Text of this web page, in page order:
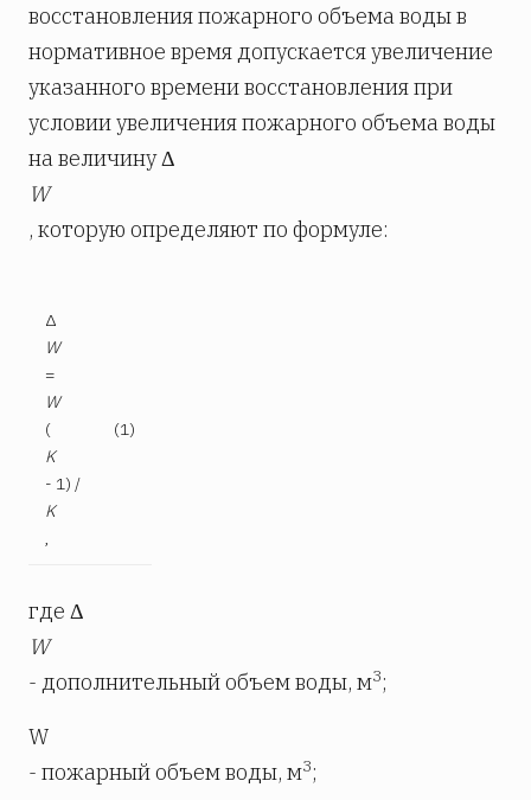
восстановления пожарного объема воды в
нормативное время допускается увеличение
указанного времени восстановления при
условии увеличения пожарного объема воды
на величину Δ
W
, которую определяют по формуле:
Δ
W
=
W
(
K
- 1) /
K
,
(1)
где Δ
W
- дополнительный объем воды, м3;
W
- пожарный объем воды, м3;